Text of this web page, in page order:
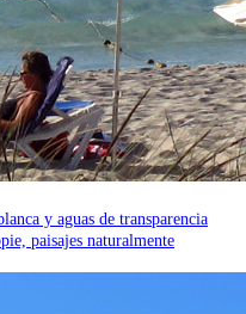
y aguas de transparencia
paisajes naturalmente